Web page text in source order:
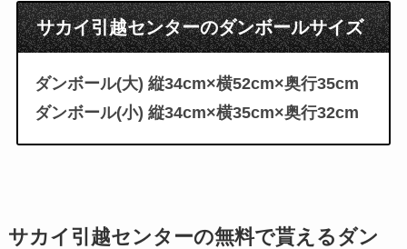
サカイ引越センターのダンボールサイズ
ダンボール(大) 縦34cm×横52cm×奥行35cm
ダンボール(小) 縦34cm×横35cm×奥行32cm
サカイ引越センターの無料で貰えるダン